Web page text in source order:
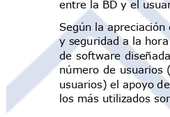
entre la BD y el
Según la
y seguridad a la
de software
número de usuarios
usuarios) el apoyo
los más utilizados